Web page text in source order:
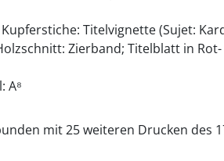
Titelvignette (Sujet:
Zierband; Titelblatt in
A⁸
mit 25 weiteren Drucken des